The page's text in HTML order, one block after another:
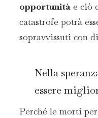
opportunità e ciò
catastrofe potrà
sopravvissuti con
Nella
essere
Perché le morti